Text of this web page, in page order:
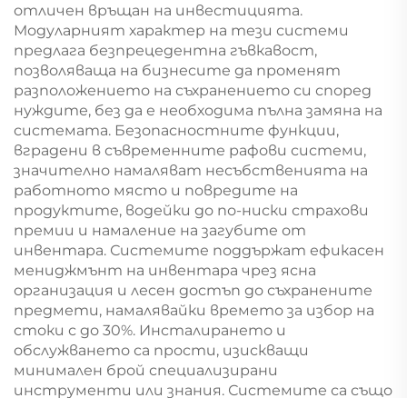
отличен връщан на инвестицията.
Модуларният характер на тези системи
предлага безпрецедентна гъвкавост,
позволяваща на бизнесите да променят
разположението на съхранението си според
нуждите, без да е необходима пълна замяна на
системата. Безопасностните функции,
вградени в съвременните рафови системи,
значително намаляват несъбственията на
работното място и повредите на
продуктите, водейки до по-ниски страхови
премии и намаление на загубите от
инвентара. Системите поддържат ефикасен
мениджмънт на инвентара чрез ясна
организация и лесен достъп до съхранените
предмети, намалявайки времето за избор на
стоки с до 30%. Инсталирането и
обслужването са прости, изискващи
минимален брой специализирани
инструменти или знания. Системите са също